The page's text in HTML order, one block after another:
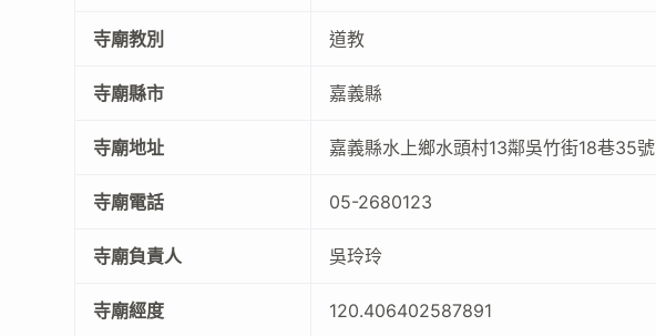
寺廟教別 道教
寺廟縣市 嘉義縣
寺廟地址 嘉義縣水上鄉水頭村13鄰吳竹街18巷35號
寺廟電話 05-2680123
寺廟負責人 吳玲玲
寺廟經度 120.406402587891